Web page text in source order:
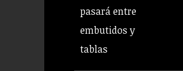
pasará entre
embutidos y
tablas